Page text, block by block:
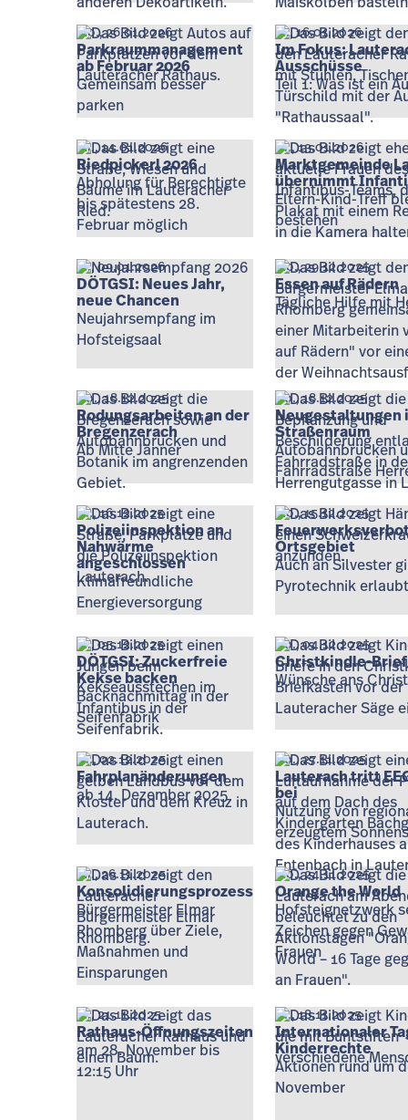
Mo., 26.01.2026
Parkraummanagement
ab Februar 2026
Gemeinsam besser
parken
Fr., 16.01.2026
Im Fokus:
Ausschüsse
Teil 1: Was ist ein
Mi., 14.01.2026
Riedpickerl 2026
Abholung für Berechtigte
bis spätestens 28.
Februar möglich
Di., 13.01.2026
Marktgemeinde
übernimmt
Eltern-Kind-Treff
bestehen
Fr., 09.01.2026
DÖTGSI: Neues Jahr,
neue Chancen
Neujahrsempfang im
Hofsteigsaal
Mo., 29.12.2025
Essen auf Rädern
Tägliche Hilfe mit
Do., 18.12.2025
Rodungsarbeiten an der
Bregenzerach
Ab Mitte Jänner
Do., 18.12.2025
Neugestaltungen
Straßenraum
Autobahnbrücken
Fahrradstraße
Di., 16.12.2025
Polizeiinspektion an
Nahwärme
angeschlossen
Klimafreundliche
Energieversorgung
Mo., 15.12.2025
Ortsgebiet
Auch an Silvester
Pyrotechnik erlaubt
Fr., 05.12.2025
DÖTGSI: Zuckerfreie
Kekse backen
Backnachmittag in der
Seifenfabrik
Do., 04.12.2025
Christkindle-
Wünsche ans
Di., 02.12.2025
Fahrplanänderungen
ab 14. Dezember 2025
Do., 27.11.2025
Lauterach tritt
bei
Nutzung von
erzeugtem
Mi., 26.11.2025
Konsolidierungsprozess
Bürgermeister Elmar
Rhomberg über Ziele,
Maßnahmen und
Einsparungen
Mo., 24.11.2025
Orange the World
Hofsteignetzwerk
Zeichen gegen
Frauen
Fr., 21.11.2025
Rathaus-Öffnungszeiten
am 28. November bis
12:15 Uhr
Di., 18.11.2025
Internationaler
Kinderrechte
Aktionen rund um
November